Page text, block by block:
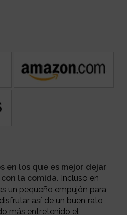
en los que es mejor dejar
la comida. Incluso en
un pequeño empujón para
así de un buen rato
más entretenido el